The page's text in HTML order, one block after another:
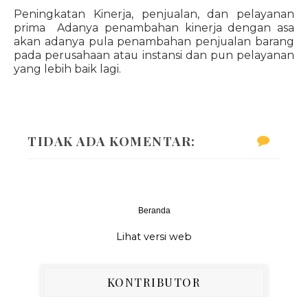
Peningkatan Kinerja, penjualan, dan pelayanan
prima Adanya penambahan kinerja dengan asa
akan adanya pula penambahan penjualan barang
pada perusahaan atau instansi dan pun pelayanan
yang lebih baik lagi.
TIDAK ADA KOMENTAR:
Beranda
Lihat versi web
KONTRIBUTOR